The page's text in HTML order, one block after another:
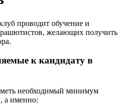
проводит обучение и
желающих получить
к кандидату в
необходимый минимум
а именно: